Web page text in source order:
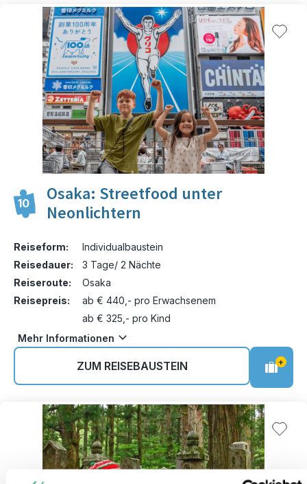
10
Osaka: Streetfood unter
Neonlichtern
Reiseform:
Individualbaustein
Reisedauer:
3 Tage/ 2 Nächte
Reiseroute:
Osaka
Reisepreis:
ab € 440,- pro Erwachsenem
ab € 325,- pro Kind
Mehr Informationen
ZUM REISEBAUSTEIN +